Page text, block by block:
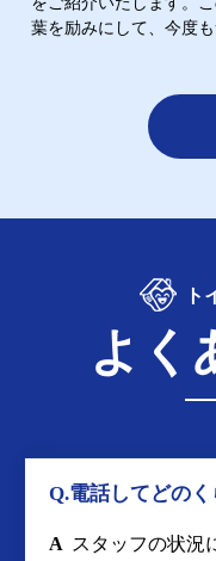
葉を励みにして、今度
ト
よく
Q.電話してどの
A スタッフの状況